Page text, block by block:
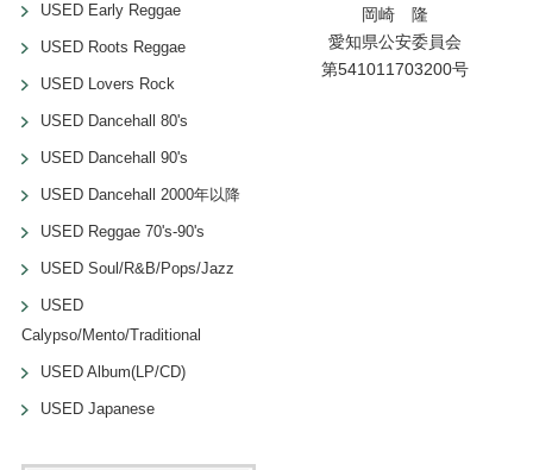
USED Early Reggae
USED Roots Reggae
USED Lovers Rock
USED Dancehall 80's
USED Dancehall 90's
USED Dancehall 2000年以降
USED Reggae 70's-90's
USED Soul/R&B/Pops/Jazz
USED
Calypso/Mento/Traditional
USED Album(LP/CD)
USED Japanese
岡崎 隆
愛知県公安委員会
第541011703200号